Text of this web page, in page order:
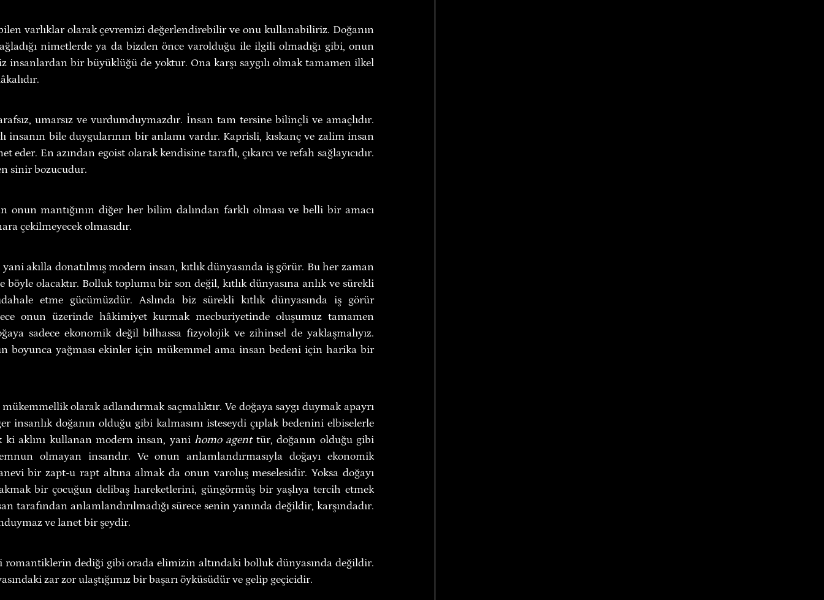
varlıklar olarak çevremizi değerlendirebilir ve onu kullanabiliriz. Doğanın
nimetlerde ya da bizden önce varolduğu ile ilgili olmadığı gibi, onun
insanlardan bir büyüklüğü de yoktur. Ona karşı saygılı olmak tamamen ilkel
umarsız ve vurdumduymazdır. İnsan tam tersine bilinçli ve amaçlıdır.
insanın bile duygularının bir anlamı vardır. Kaprisli, kıskanç ve zalim insan
eder. En azından egoist olarak kendisine taraflı, çıkarcı ve refah sağlayıcıdır.
sinir bozucudur.
onun mantığının diğer her bilim dalından farklı olması ve belli bir amacı
çekilmeyecek olmasıdır.
akılla donatılmış modern insan, kıtlık dünyasında iş görür. Bu her zaman
böyle olacaktır. Bolluk toplumu bir son değil, kıtlık dünyasına anlık ve sürekli
etme gücümüzdür. Aslında biz sürekli kıtlık dünyasında iş görür
onun üzerinde hâkimiyet kurmak mecburiyetinde oluşumuz tamamen
sadece ekonomik değil bilhassa fizyolojik ve zihinsel de yaklaşmalıyız.
boyunca yağması ekinler için mükemmel ama insan bedeni için harika bir
olarak adlandırmak saçmalıktır. Ve doğaya saygı duymak apayrı
insanlık doğanın olduğu gibi kalmasını isteseydi çıplak bedenini elbiselerle
ki aklını kullanan modern insan, yani homo agent tür, doğanın olduğu gibi
olmayan insandır. Ve onun anlamlandırmasıyla doğayı ekonomik
bir zapt-u rapt altına almak da onun varoluş meselesidir. Yoksa doğayı
bir çocuğun delibaş hareketlerini, güngörmüş bir yaşlıya tercih etmek
tarafından anlamlandırılmadığı sürece senin yanında değildir, karşındadır.
ve lanet bir şeydir.
romantiklerin dediği gibi orada elimizin altındaki bolluk dünyasında değildir.
zar zor ulaştığımız bir başarı öyküsüdür ve gelip geçicidir.